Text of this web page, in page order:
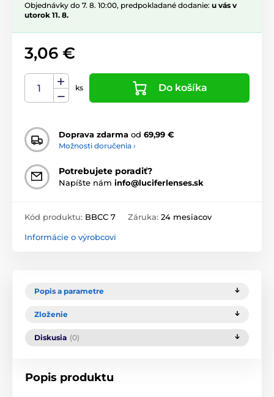
Objednávky do 7. 8. 10:00, predpokladané dodanie: u vás v
utorok 11. 8.
3,06 €
ks Do košíka
Doprava zdarma od 69,99 €
Možnosti doručenia ›
Potrebujete poradiť?
Napíšte nám info@luciferlenses.sk
Kód produktu: BBCC 7 Záruka: 24 mesiacov
Informácie o výrobcovi
Popis a parametre
Zloženie
Diskusia (0)
Popis produktu